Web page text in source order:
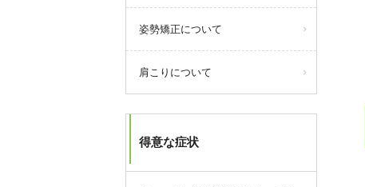
姿勢矯正について
肩こりについて
得意な症状